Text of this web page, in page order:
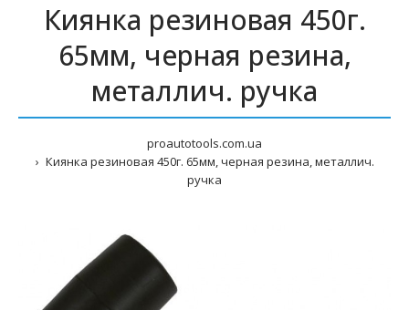
Киянка резиновая 450г.
65мм, черная резина,
металлич. ручка
proautotools.com.ua
Киянка резиновая 450г. 65мм, черная резина, металлич.
ручка